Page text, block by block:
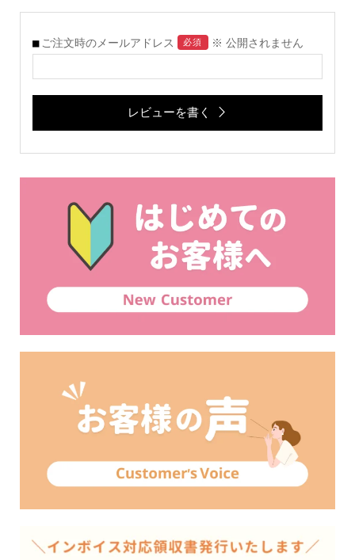
ご注文時のメールアドレス 必須 ※ 公開されません
レビューを書く